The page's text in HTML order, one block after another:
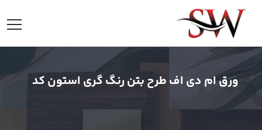
ورق ام دی اف طرح بتن رنگ گری استون کد